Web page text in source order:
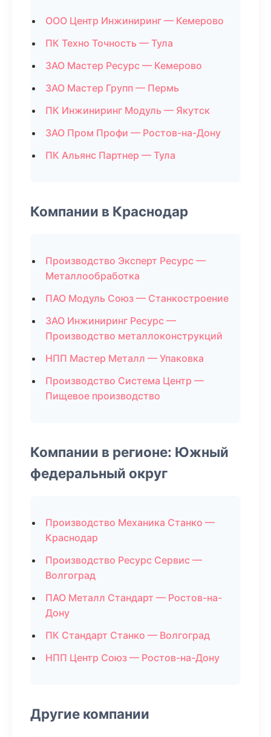
ООО Центр Инжиниринг — Кемерово
ПК Техно Точность — Тула
ЗАО Мастер Ресурс — Кемерово
ЗАО Мастер Групп — Пермь
ПК Инжиниринг Модуль — Якутск
ЗАО Пром Профи — Ростов-на-Дону
ПК Альянс Партнер — Тула
Компании в Краснодар
Производство Эксперт Ресурс —
Металлообработка
ПАО Модуль Союз — Станкостроение
ЗАО Инжиниринг Ресурс —
Производство металлоконструкций
НПП Мастер Металл — Упаковка
Производство Система Центр —
Пищевое производство
Компании в регионе: Южный
федеральный округ
Производство Механика Станко —
Краснодар
Производство Ресурс Сервис —
Волгоград
ПАО Металл Стандарт — Ростов-на-
Дону
ПК Стандарт Станко — Волгоград
НПП Центр Союз — Ростов-на-Дону
Другие компании